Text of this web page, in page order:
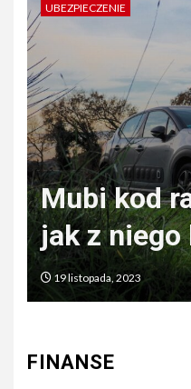
UBEZPIECZENIE
Czym
różni się
3 czerwca, 2022
FINANSE